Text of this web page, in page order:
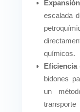
escalada
químicos.
Eficiencia
bidones
un